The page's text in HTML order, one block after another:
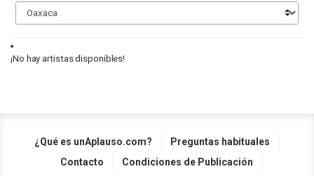
¡No hay artistas disponibles!
¿Qué es unAplauso.com?
Preguntas habituales
Contacto
Condiciones de Publicación